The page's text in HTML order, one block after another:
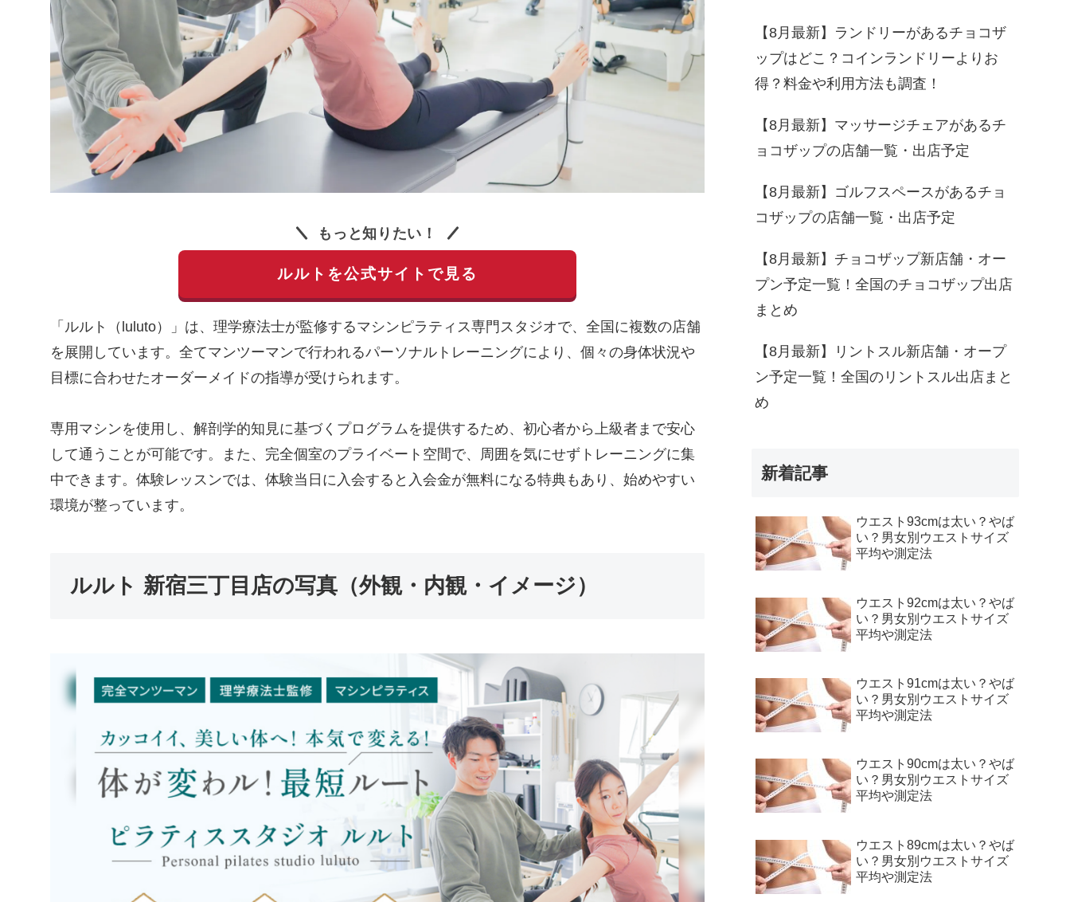
もっと知りたい！
ルルトを公式サイトで見る
「ルルト（luluto）」は、理学療法士が監修するマシンピラティス専門スタジオで、全国に複数の店舗
を展開しています。全てマンツーマンで行われるパーソナルトレーニングにより、個々の身体状況や
目標に合わせたオーダーメイドの指導が受けられます。
専用マシンを使用し、解剖学的知見に基づくプログラムを提供するため、初心者から上級者まで安心
して通うことが可能です。また、完全個室のプライベート空間で、周囲を気にせずトレーニングに集
中できます。体験レッスンでは、体験当日に入会すると入会金が無料になる特典もあり、始めやすい
環境が整っています。
ルルト 新宿三丁目店の写真（外観・内観・イメージ）
【8月最新】ランドリーがあるチョコザ
ップはどこ？コインランドリーよりお
得？料金や利用方法も調査！
【8月最新】マッサージチェアがあるチ
ョコザップの店舗一覧・出店予定
【8月最新】ゴルフスペースがあるチョ
コザップの店舗一覧・出店予定
【8月最新】チョコザップ新店舗・オー
プン予定一覧！全国のチョコザップ出店
まとめ
【8月最新】リントスル新店舗・オープ
ン予定一覧！全国のリントスル出店まと
め
新着記事
ウエスト93cmは太い？やば
い？男女別ウエストサイズ
平均や測定法
ウエスト92cmは太い？やば
い？男女別ウエストサイズ
平均や測定法
ウエスト91cmは太い？やば
い？男女別ウエストサイズ
平均や測定法
ウエスト90cmは太い？やば
い？男女別ウエストサイズ
平均や測定法
ウエスト89cmは太い？やば
い？男女別ウエストサイズ
平均や測定法